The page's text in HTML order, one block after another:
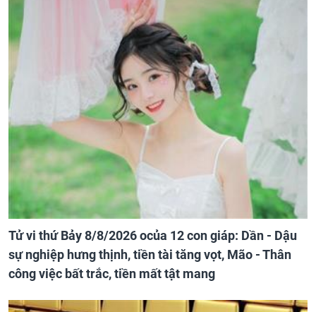
Tử vi thứ Bảy 8/8/2026 ocủa 12 con giáp: Dần - Dậu
sự nghiệp hưng thịnh, tiền tài tăng vọt, Mão - Thân
công việc bất trắc, tiền mất tật mang